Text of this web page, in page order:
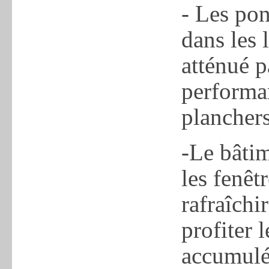
- Les
dans les
atténué
-Le
les
profiter